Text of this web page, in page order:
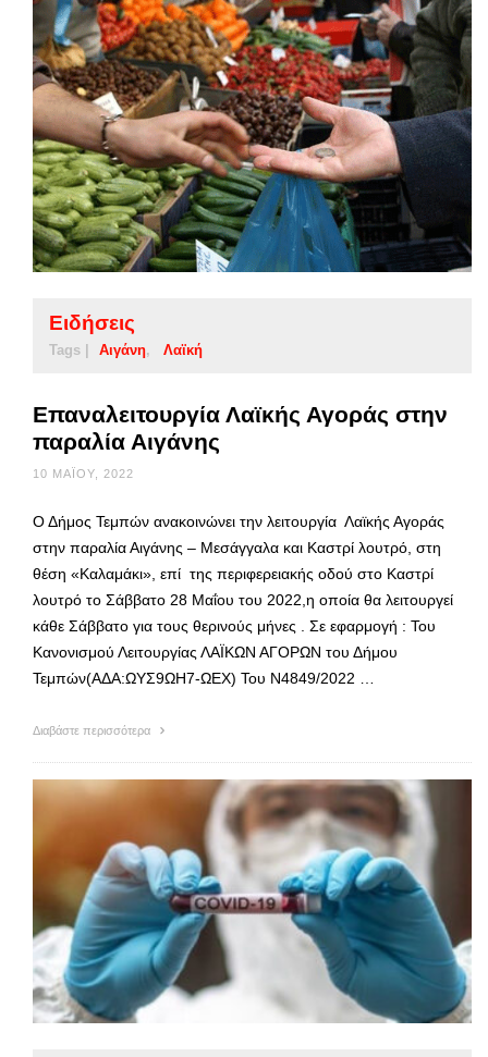
Ειδήσεις
Tags | Αιγάνη Λαϊκή
Επαναλειτουργία Λαϊκής Αγοράς στην
παραλία Αιγάνης
10 ΜΑΪ́ΟΥ, 2022
Ο Δήμος Τεμπών ανακοινώνει την λειτουργία Λαϊκής Αγοράς
στην παραλία Αιγάνης – Μεσάγγαλα και Καστρί λουτρό, στη
θέση «Καλαμάκι», επί της περιφερειακής οδού στο Καστρί
λουτρό το Σάββατο 28 Μαΐου του 2022,η οποία θα λειτουργεί
κάθε Σάββατο για τους θερινούς μήνες . Σε εφαρμογή : Του
Κανονισμού Λειτουργίας ΛΑΪΚΩΝ ΑΓΟΡΩΝ του Δήμου
Τεμπών(ΑΔΑ:ΩΥΣ9ΩΗ7-ΩΕΧ) Του Ν4849/2022 …
Διαβάστε περισσότερα